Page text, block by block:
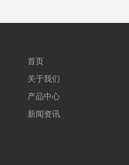
首页
关于我们
产品中心
新闻资讯